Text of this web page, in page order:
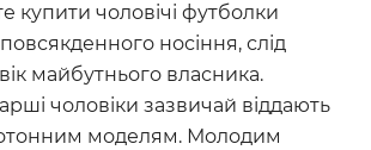
купити чоловічі футболки
носіння, слід
майбутнього власника.
чоловіки зазвичай віддають
моделям. Молодим